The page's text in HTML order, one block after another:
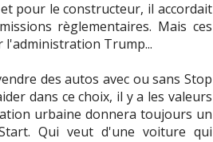
pour le constructeur, il accordait
règlementaires. Mais ces
Trump...
des autos avec ou sans Stop
dans ce choix, il y a les valeurs
urbaine donnera toujours un
Qui veut d'une voiture qui